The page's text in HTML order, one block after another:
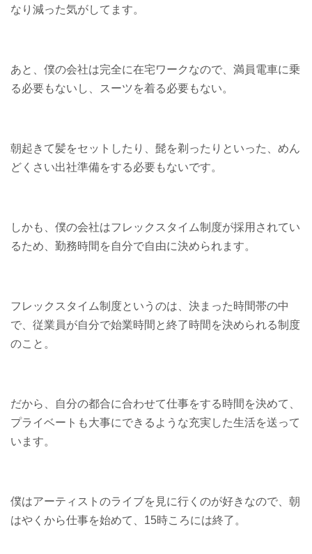
なり減った気がしてます。
あと、僕の会社は完全に在宅ワークなので、満員電車に乗
る必要もないし、スーツを着る必要もない。
朝起きて髪をセットしたり、髭を剃ったりといった、めん
どくさい出社準備をする必要もないです。
しかも、僕の会社はフレックスタイム制度が採用されてい
るため、勤務時間を自分で自由に決められます。
フレックスタイム制度というのは、決まった時間帯の中
で、従業員が自分で始業時間と終了時間を決められる制度
のこと。
だから、自分の都合に合わせて仕事をする時間を決めて、
プライベートも大事にできるような充実した生活を送って
います。
僕はアーティストのライブを見に行くのが好きなので、朝
はやくから仕事を始めて、15時ころには終了。